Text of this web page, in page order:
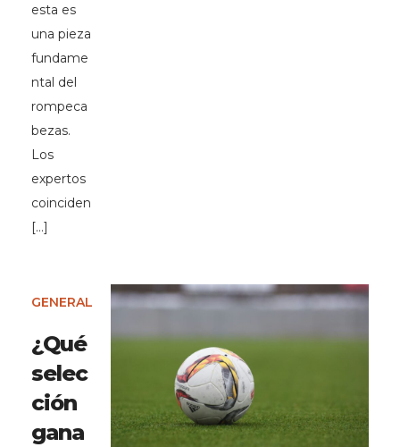
esta es
una pieza
fundame
ntal del
rompeca
bezas.
Los
expertos
coinciden
[…]
GENERAL
¿Qué
selec
ción
gana